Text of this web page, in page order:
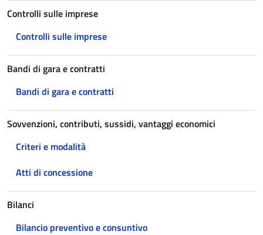
Controlli sulle imprese
Controlli sulle imprese
Bandi di gara e contratti
Bandi di gara e contratti
Sovvenzioni, contributi, sussidi, vantaggi economici
Criteri e modalità
Atti di concessione
Bilanci
Bilancio preventivo e consuntivo